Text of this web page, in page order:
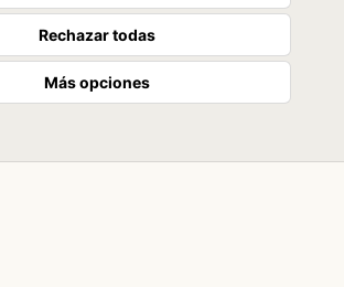
Rechazar todas
Más opciones